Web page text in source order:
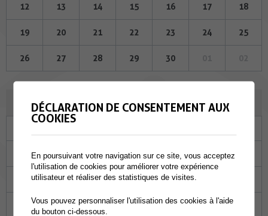
12 13 14 15 16 17 18
19 20 21 22 23 24 25
26 27 28 29 30
JUILLET 2023
27 28 29 30 01
04 05 06 07
11 12 13 14 15
DÉCLARATION DE CONSENTEMENT AUX
COOKIES
En poursuivant votre navigation sur ce site, vous acceptez
l'utilisation de cookies pour améliorer votre expérience
utilisateur et réaliser des statistiques de visites.
Vous pouvez personnaliser l'utilisation des cookies à l'aide
du bouton ci-dessous.